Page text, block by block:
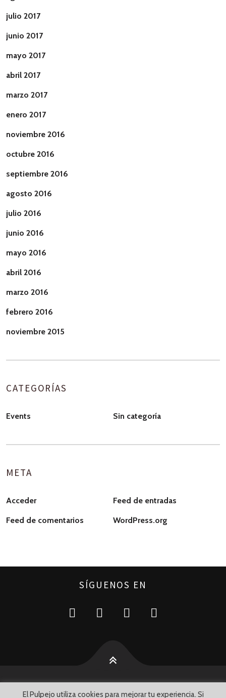
julio 2017
junio 2017
mayo 2017
abril 2017
marzo 2017
enero 2017
noviembre 2016
octubre 2016
septiembre 2016
agosto 2016
julio 2016
junio 2016
mayo 2016
abril 2016
marzo 2016
febrero 2016
noviembre 2015
CATEGORÍAS
Events Sin categoría
META
Acceder Feed de entradas
Feed de comentarios WordPress.org
SÍGUENOS EN
El Pulpejo utiliza cookies para mejorar tu experiencia. Si